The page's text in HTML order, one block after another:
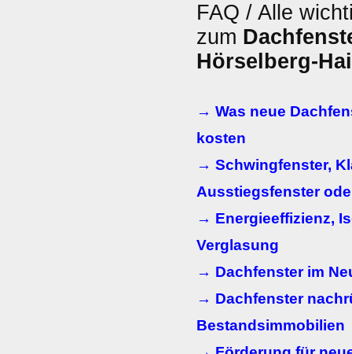
FAQ / Alle
zum
Hörselberg-
→ Was neue
kosten
→ Schwingfenster,
Ausstiegsfenster
→ Energieeffizienz,
Verglasung
→ Dachfenster im
→ Dachfenster
Bestandsimmobilien